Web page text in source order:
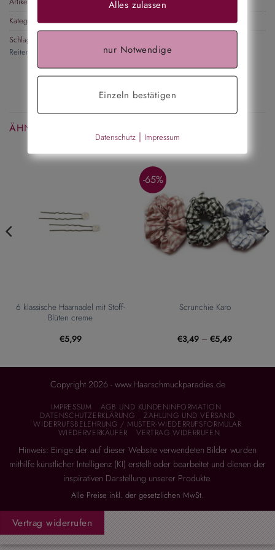
Kategorie:Haarnadeln, Haarspiralen, Haarcurlies
Schlagwörter:
Reiterhaarschmuck
ÄHNLICHE PRODUKTE
6 klassische Haarnadel mit Stoff-
Blüten creme
€5,99
-65%
Scrunchie Karo
€3,49 – €5,49
Copyright 2026 - www.Haarschmuckparadies.de
IMPRESSUM AGB UND KUNDENINFORMATION
DATENSCHUTZERKLÄRUNG ZAHLUNG UND VERSAND
WIDERRUFSBELEHRUNG / MUSTER-WIEDERRUFSFORMULAR
WIEDERVERKÄUFER VERTRAG WIDERRUFEN
Hinweis: Einige der auf dieser Website verwendeten Bilder wurden
mithilfe künstlicher Intelligenz (KI) erstellt oder bearbeitet und dienen der
inspirativen Darstellung unserer Produkte.
Alle Preise inkl. der gesetzlichen MwSt.
Vertrag widerrufen
Alles zulassen
nur Notwendige
Einzeln bestätigen
Datenschutz| Impressum